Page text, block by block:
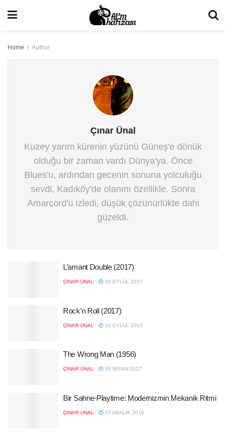
Home Author
Çınar Ünal
Kuzey yarım kürenin yüzünü Güneş'e dönük
olduğu bir zaman vardı Dünya'ya. Önce
Blues'u, ardından gecenin sonuna yolculuğu
sevdi, Kadıköy'de olanını özellikle. Sonra
Amarcord'u izledi, düşük çözünürlükte dahi
güzeldi.
L’amant Double (2017)
ÇINAR ÜNAL 18 EYLÜL 2017
Rock’n Roll (2017)
ÇINAR ÜNAL 18 EYLÜL 2017
The Wrong Man (1956)
ÇINAR ÜNAL 26 NISAN 2017
Bir Sahne-Playtime: Modernizmin Mekanik Ritmi
ÇINAR ÜNAL 27 ARALIK 2016